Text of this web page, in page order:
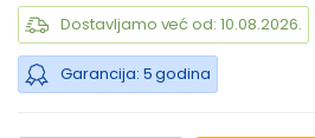
Dostavljamo već od: 10.08.2026.
Garancija: 5 godina